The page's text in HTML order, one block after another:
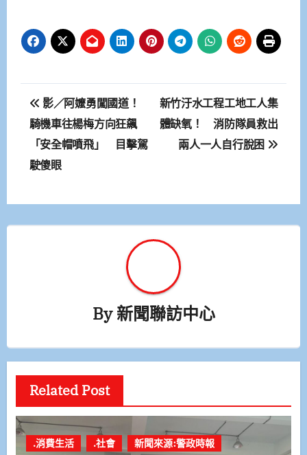
文
章
導
覽
影／阿嬤勇闖國道！
騎機車往楊梅方向狂飆
「安全帽噴飛」 目擊駕
駛傻眼
新竹汙水工程工地工人集
體缺氧！ 消防隊員救出
兩人一人自行脫困
By新聞聯訪中心
Related Post
.消費生活 .社會 新聞來源:警政時報